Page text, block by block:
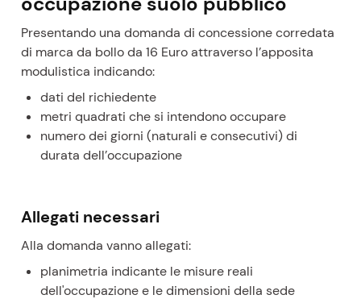
a
t
t
u
a
Presentando una domanda di concessione corredata
di marca da bollo da 16 Euro attraverso l’apposita
modulistica indicando:
dati del richiedente
metri quadrati che si intendono occupare
numero dei giorni (naturali e consecutivi) di
durata dell’occupazione
Allegati necessari
Alla domanda vanno allegati:
planimetria indicante le misure reali
dell'occupazione e le dimensioni della sede